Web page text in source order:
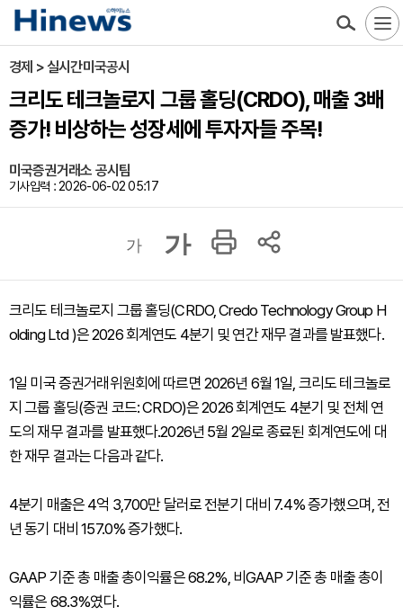
경제 > 실시간미국공시
크리도 테크놀로지 그룹 홀딩(CRDO), 매출 3배
증가! 비상하는 성장세에 투자자들 주목!
미국증권거래소 공시팀
기사입력 : 2026-06-02 05:17
가 가
크리도 테크놀로지 그룹 홀딩(CRDO, Credo Technology Group H
olding Ltd )은 2026 회계연도 4분기 및 연간 재무 결과를 발표했다.
1일 미국 증권거래위원회에 따르면 2026년 6월 1일, 크리도 테크놀로
지 그룹 홀딩(증권 코드: CRDO)은 2026 회계연도 4분기 및 전체 연
도의 재무 결과를 발표했다.2026년 5월 2일로 종료된 회계연도에 대
한 재무 결과는 다음과 같다.
4분기 매출은 4억 3,700만 달러로 전분기 대비 7.4% 증가했으며, 전
년 동기 대비 157.0% 증가했다.
GAAP 기준 총 매출 총이익률은 68.2%, 비GAAP 기준 총 매출 총이
익률은 68.3%였다.